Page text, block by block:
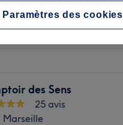
à partir de
88 €
des Sens
25 avis
Marseille
Paramètres des cookies